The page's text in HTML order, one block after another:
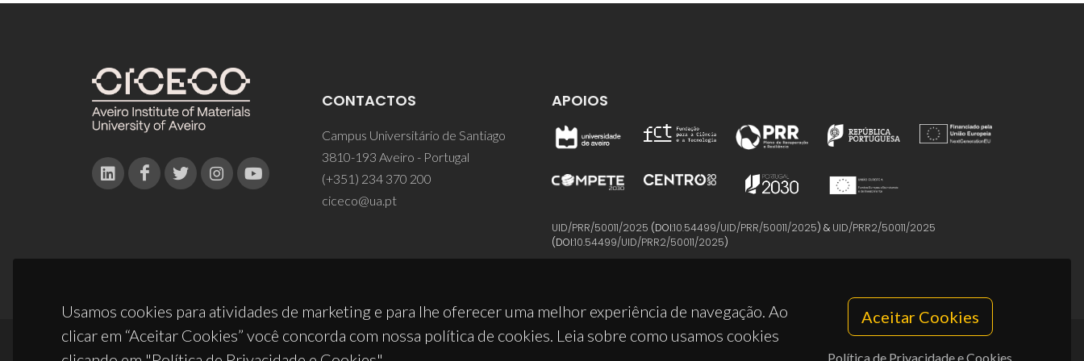
Usamos cookies para atividades de marketing e para lhe oferecer uma melhor experiência de navegação. Ao
clicar em “Aceitar Cookies” você concorda com nossa política de cookies. Leia sobre como usamos cookies
Aceitar Cookies
Política de Privacidade e Cookies
CONTACTOS
Campus Universitário de Santiago
3810-193 Aveiro - Portugal
(+351) 234 370 200
ciceco@ua.pt
APOIOS
UID/PRR/50011/2025 (DOI:10.54499/UID/PRR/50011/2025) & UID/PRR2/50011/2025
(DOI:10.54499/UID/PRR2/50011/2025)